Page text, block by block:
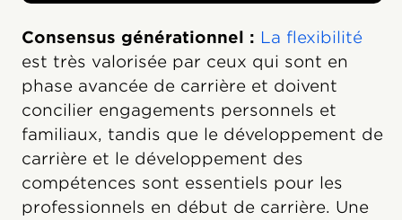
Consensus générationnel : La flexibilité
est très valorisée par ceux qui sont en
phase avancée de carrière et doivent
concilier engagements personnels et
familiaux, tandis que le développement de
carrière et le développement des
compétences sont essentiels pour les
professionnels en début de carrière. Une